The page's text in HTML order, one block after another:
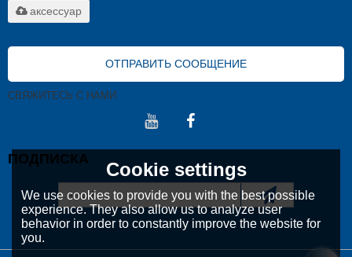
аксессуар
ОТПРАВИТЬ СООБЩЕНИЕ
СВЯЖИТЕСЬ С НАМИ
ПОДПИСКА Cookie settings
We use cookies to provide you with the best possible
experience. They also allow us to analyze user
behavior in order to constantly improve the website for
you.